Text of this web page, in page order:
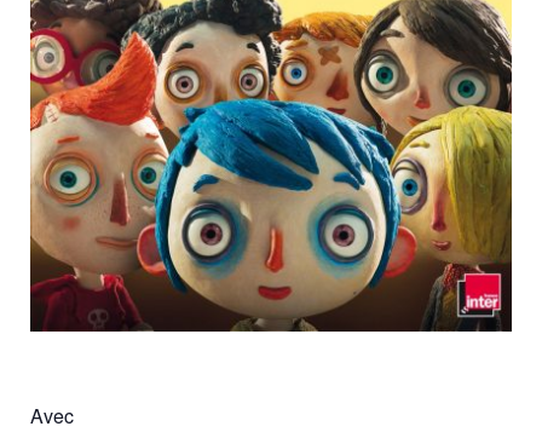
Avec